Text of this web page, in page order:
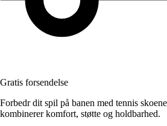
Gratis forsendelse
Forbedr dit spil på banen med tennis
kombinerer komfort, støtte og holdbarhed.